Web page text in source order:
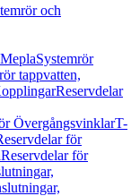
och
Systemrör
tappvatten,
Reservdelar
ÖvergångsvinklarT-
för
Reservdelar för